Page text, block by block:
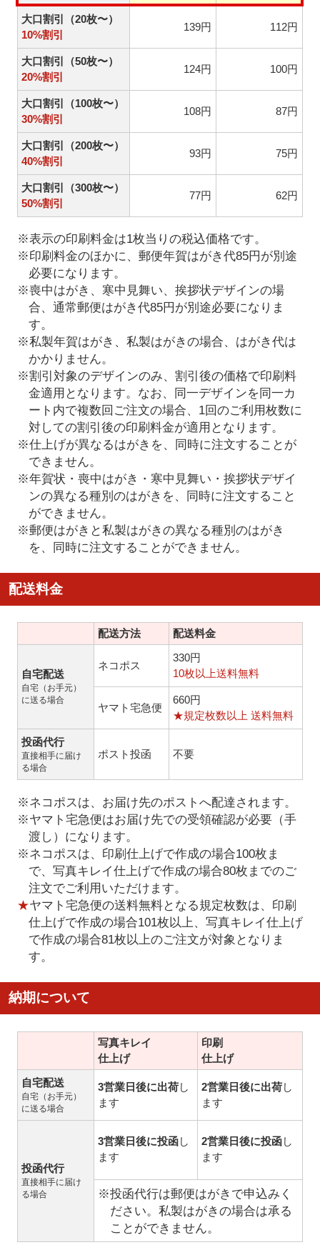
大口割引（20枚〜）
10%割引
139円 112円
大口割引（50枚〜）
20%割引
124円 100円
大口割引（100枚〜）
30%割引
108円 87円
大口割引（200枚〜）
40%割引
93円 75円
大口割引（300枚〜）
50%割引
77円 62円
※表示の印刷料金は1枚当りの税込価格です。
※印刷料金のほかに、郵便年賀はがき代85円が別途
必要になります。
※喪中はがき、寒中見舞い、挨拶状デザインの場
合、通常郵便はがき代85円が別途必要になりま
す。
※私製年賀はがき、私製はがきの場合、はがき代は
かかりません。
※割引対象のデザインのみ、割引後の価格で印刷料
金適用となります。なお、同一デザインを同一カ
ート内で複数回ご注文の場合、1回のご利用枚数に
対しての割引後の印刷料金が適用となります。
※仕上げが異なるはがきを、同時に注文することが
できません。
※年賀状・喪中はがき・寒中見舞い・挨拶状デザイ
ンの異なる種別のはがきを、同時に注文すること
ができません。
※郵便はがきと私製はがきの異なる種別のはがき
を、同時に注文することができません。
配送料金
配送方法 配送料金
自宅配送
自宅（お手元）
に送る場合
ネコポス
330円
10枚以上送料無料
ヤマト宅急便
660円
★規定枚数以上 送料無料
投函代行
直接相手に届け
る場合
ポスト投函 不要
※ネコポスは、お届け先のポストへ配達されます。
※ヤマト宅急便はお届け先での受領確認が必要（手
渡し）になります。
※ネコポスは、印刷仕上げで作成の場合100枚ま
で、写真キレイ仕上げで作成の場合80枚までのご
注文でご利用いただけます。
★ヤマト宅急便の送料無料となる規定枚数は、印刷
仕上げで作成の場合101枚以上、写真キレイ仕上げ
で作成の場合81枚以上のご注文が対象となりま
す。
納期について
写真キレイ
仕上げ
印刷
仕上げ
自宅配送
自宅（お手元）
に送る場合
3営業日後に出荷し
ます
2営業日後に出荷し
ます
投函代行
直接相手に届け
る場合
3営業日後に投函し
ます
2営業日後に投函し
ます
※投函代行は郵便はがきで申込みく
ださい。私製はがきの場合は承る
ことができません。